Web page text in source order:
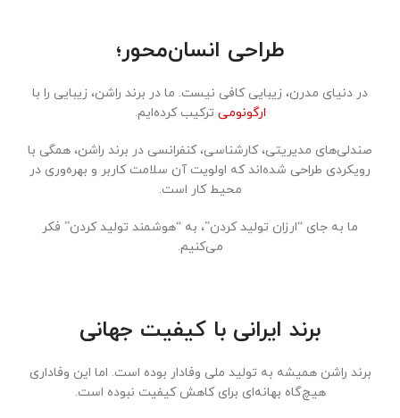
طراحی انسان‌محور؛
در دنیای مدرن، زیبایی کافی نیست. ما در برند راشن، زیبایی را با
ارگونومی ترکیب کرده‌ایم.
صندلی‌های مدیریتی، کارشناسی، کنفرانسی در برند راشن، همگی با
رویکردی طراحی شده‌اند که اولویت آن سلامت کاربر و بهره‌وری در
محیط کار است.
ما به جای “ارزان تولید کردن”، به “هوشمند تولید کردن” فکر
می‌کنیم.
برند ایرانی با کیفیت جهانی
برند راشن همیشه به تولید ملی وفادار بوده است. اما این وفاداری
هیچ‌گاه بهانه‌ای برای کاهش کیفیت نبوده است.